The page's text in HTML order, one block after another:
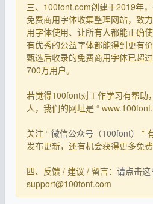
三、100font.com创建于2019年
免费商用字体收集整理网站，致
用字体使用、让所有人都能正确
有优秀的公益字体都能得到更有
甄选后收录的免费商用字体已超
700万用户。
若觉得100font对工作学习有帮助
人，我们的网址是 “
关注 “ 微信公众号（100font）
”
发布更新，还有机会获得更多免费
四、反馈 / 建议 / 留言： 请点击这
support@100font.com